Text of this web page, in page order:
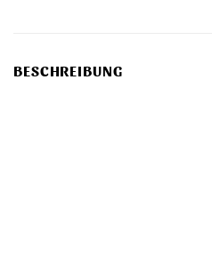
BESCHREIBUNG